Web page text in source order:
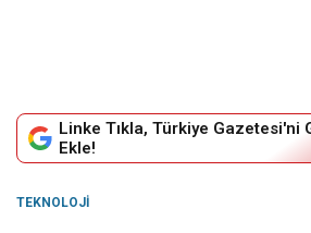
Linke Tıkla, Türkiye Gazetesi'ni
Ekle!
TEKNOLOJI